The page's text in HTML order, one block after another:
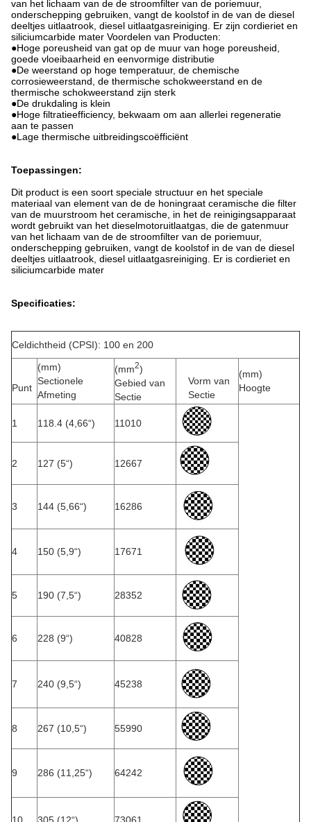
van het lichaam van de de stroomfilter van de poriemuur,
onderschepping gebruiken, vangt de koolstof in de van de diesel
deeltjes uitlaatrook, diesel uitlaatgasreiniging. Er zijn cordieriet en
siliciumcarbide mater Voordelen van Producten:
●Hoge poreusheid van gat op de muur van hoge poreusheid,
goede vloeibaarheid en eenvormige distributie
●De weerstand op hoge temperatuur, de chemische
corrosieweerstand, de thermische schokweerstand en de
thermische schokweerstand zijn sterk
●De drukdaling is klein
●Hoge filtratieefficiency, bekwaam om aan allerlei regeneratie
aan te passen
●Lage thermische uitbreidingscoëfficiënt
Toepassingen:
Dit product is een soort speciale structuur en het speciale
materiaal van element van de de honingraat ceramische die filter
van de muurstroom het ceramische, in het de reinigingsapparaat
wordt gebruikt van het dieselmotoruitlaatgas, die de gatenmuur
van het lichaam van de de stroomfilter van de poriemuur,
onderschepping gebruiken, vangt de koolstof in de van de diesel
deeltjes uitlaatrook, diesel uitlaatgasreiniging. Er is cordieriet en
siliciumcarbide mater
Specificaties:
Celdichtheid (CPSI): 100 en 200
Punt
(mm)
Sectionele
Afmeting
(mm2)
Gebied van
Sectie
Vorm van
Sectie
(mm)
Hoogte
1 118.4 (4,66“) 11010
2 127 (5“) 12667
3 144 (5,66“) 16286
4 150 (5,9“) 17671
5 190 (7,5“) 28352
6 228 (9“) 40828
7 240 (9,5“) 45238
8 267 (10,5“) 55990
9 286 (11,25“) 64242